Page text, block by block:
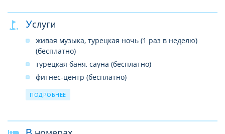
Wi-Fi (бесплатно, на территории)
прачечная, химчистка
аренда автомобиля
Услуги
живая музыка, турецкая ночь (1 раз в неделю)
(бесплатно)
турецкая баня, сауна (бесплатно)
фитнес-центр (бесплатно)
дартс (бесплатно)
массаж (платно)
ПОДРОБНЕЕ